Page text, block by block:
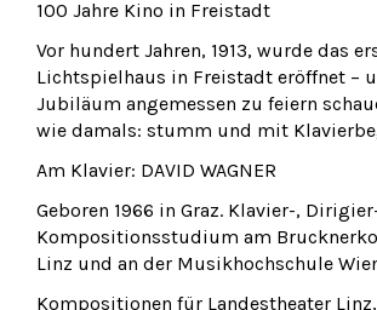
100 Jahre Kino in Freistadt
Vor hundert Jahren, 1913, wurde das
Lichtspielhaus in Freistadt eröffnet –
Jubiläum angemessen zu feiern
wie damals: stumm und mit
Am Klavier: DAVID WAGNER
Geboren 1966 in Graz. Klavier-,
Kompositionsstudium am
Linz und an der Musikhochschule
Kompositionen für Landestheater